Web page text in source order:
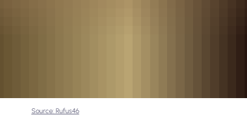
Source: Rufus46